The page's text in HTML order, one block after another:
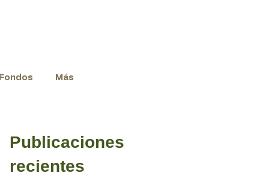
Fondos Más
Publicaciones
recientes